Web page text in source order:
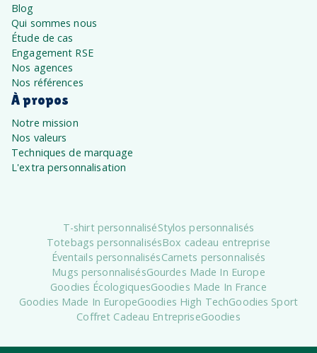
Blog
Qui sommes nous
Étude de cas
Engagement RSE
Nos agences
Nos références
À propos
Notre mission
Nos valeurs
Techniques de marquage
L'extra personnalisation
T-shirt personnaliséStylos personnalisés
Totebags personnalisésBox cadeau entreprise
Éventails personnalisésCarnets personnalisés
Mugs personnalisésGourdes Made In Europe
Goodies ÉcologiquesGoodies Made In France
Goodies Made In EuropeGoodies High TechGoodies Sport
Coffret Cadeau EntrepriseGoodies